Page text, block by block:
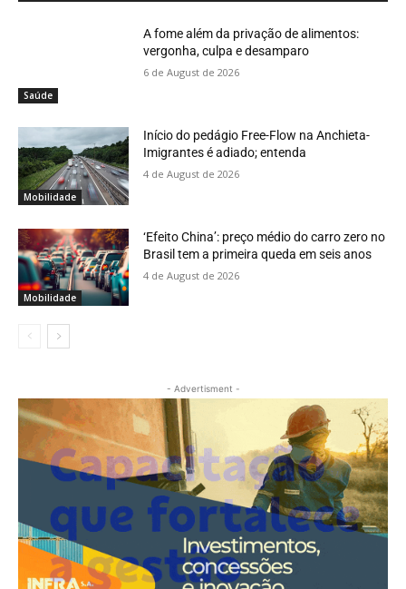
Saúde
A fome além da privação de alimentos:
vergonha, culpa e desamparo
6 de August de 2026
Mobilidade
Início do pedágio Free-Flow na Anchieta-
Imigrantes é adiado; entenda
4 de August de 2026
Mobilidade
‘Efeito China’: preço médio do carro zero no
Brasil tem a primeira queda em seis anos
4 de August de 2026
- Advertisment -